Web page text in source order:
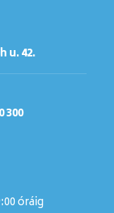
u. 42.
300
óráig